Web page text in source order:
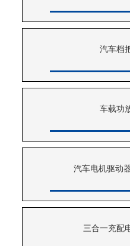
汽车档
车载功
汽车电机驱动
三合一充配